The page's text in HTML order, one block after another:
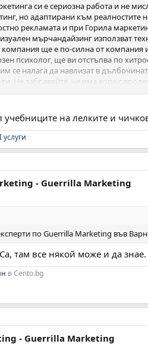
си е сериозна работа и не
но адаптирани към реалностите
рекламата и при Горила
мърчандайзинг използват
ще е по-силна от компания
психолог, ще ви отстъпва по
се налага да навлизат в
Не забравяйте, че има хора с
стреми да култивира и развие
учебниците на лелките и
- Guerrilla Marketing
по Guerrilla Marketing във
там все някой може и да знае.
в Cento.bg
- Guerrilla Marketing